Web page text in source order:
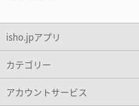
isho.jpアプリ
カテゴリー
アカウントサービス